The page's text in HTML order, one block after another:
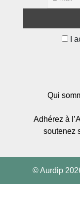
I
Qui
Adhérez à
soutenez
© Aurdip